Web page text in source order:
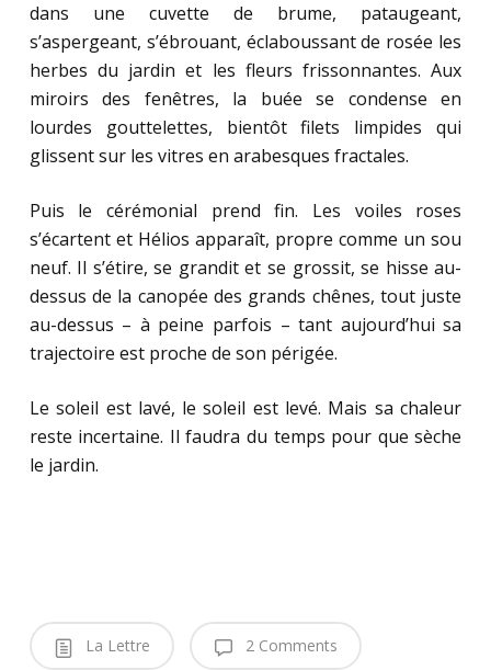
dans une cuvette de brume, pataugeant,
s’aspergeant, s’ébrouant, éclaboussant de rosée les
herbes du jardin et les fleurs frissonnantes. Aux
miroirs des fenêtres, la buée se condense en
lourdes gouttelettes, bientôt filets limpides qui
glissent sur les vitres en arabesques fractales.
Puis le cérémonial prend fin. Les voiles roses
s’écartent et Hélios apparaît, propre comme un sou
neuf. Il s’étire, se grandit et se grossit, se hisse au-
dessus de la canopée des grands chênes, tout juste
au-dessus – à peine parfois – tant aujourd’hui sa
trajectoire est proche de son périgée.
Le soleil est lavé, le soleil est levé. Mais sa chaleur
reste incertaine. Il faudra du temps pour que sèche
le jardin.
La Lettre 2 Comments